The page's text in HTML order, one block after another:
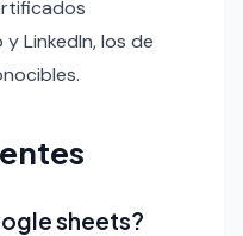
LinkedIn, los de
sheets?